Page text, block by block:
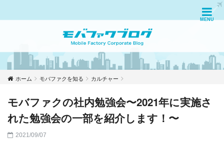
ホーム モバファクを知る カルチャー
モバファクの社内勉強会〜2021年に実施さ
れた勉強会の一部を紹介します！〜
2021/09/07